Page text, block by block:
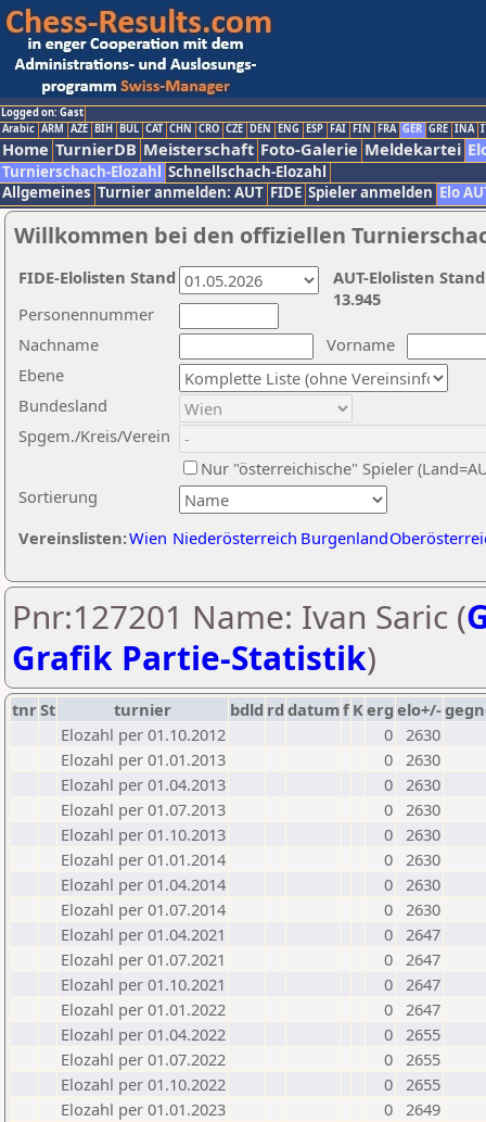
Logged on: Gast
Arabic ARM AZE BIH BUL CAT CHN CRO CZE DEN ENG ESP FAI FIN FRA GER GRE INA
Home TurnierDB Meisterschaft Foto-Galerie Meldekartei
Turnierschach-Elozahl Schnellschach-Elozahl
Allgemeines Turnier anmelden: AUT FIDE Spieler anmelden Elo
Willkommen bei den offiziellen
Nachname
Vorname
Ebene
Sortierung
Personennummer
Bundesland
Spgem./Kreis/Verein
Nur "österreichische" Spieler
Vereinslisten:Wien Niederösterreich Burgenland
AUT-Elolisten
13.945
FIDE-Elolisten Stand
Pnr:127201 Name: Ivan Saric (
Grafik Partie-Statistik)
tnrSt turnier bdld rd datumf Kerg elo+/-
Elozahl per 01.10.2012
0 2630
Elozahl per 01.01.2013
0 2630
Elozahl per 01.04.2013
0 2630
Elozahl per 01.07.2013
0 2630
Elozahl per 01.10.2013
0 2630
Elozahl per 01.01.2014
0 2630
Elozahl per 01.04.2014
0 2630
Elozahl per 01.07.2014
0 2630
Elozahl per 01.04.2021
0 2647
Elozahl per 01.07.2021
0 2647
Elozahl per 01.10.2021
0 2647
Elozahl per 01.01.2022
0 2647
Elozahl per 01.04.2022
0 2655
Elozahl per 01.07.2022
0 2655
Elozahl per 01.10.2022
0 2655
Elozahl per 01.01.2023
0 2649